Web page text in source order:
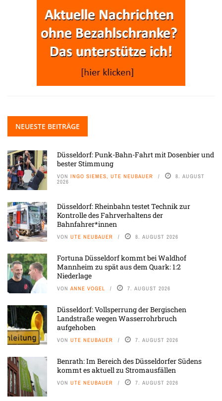
NEUESTE BEITRÄGE
Düsseldorf: Punk-Bahn-Fahrt mit Dosenbier und
bester Stimmung
VON INGO SIEMES, UTE NEUBAUER 8. AUGUST
2026
Düsseldorf: Rheinbahn testet Technik zur
Kontrolle des Fahrverhaltens der
Bahnfahrer*innen
VON UTE NEUBAUER 8. AUGUST 2026
Fortuna Düsseldorf kommt bei Waldhof
Mannheim zu spät aus dem Quark: 1:2
Niederlage
VON ANNE VOGEL 7. AUGUST 2026
Düsseldorf: Vollsperrung der Bergischen
Landstraße wegen Wasserrohrbruch
aufgehoben
VON UTE NEUBAUER 7. AUGUST 2026
Benrath: Im Bereich des Düsseldorfer Südens
kommt es aktuell zu Stromausfällen
VON UTE NEUBAUER 7. AUGUST 2026